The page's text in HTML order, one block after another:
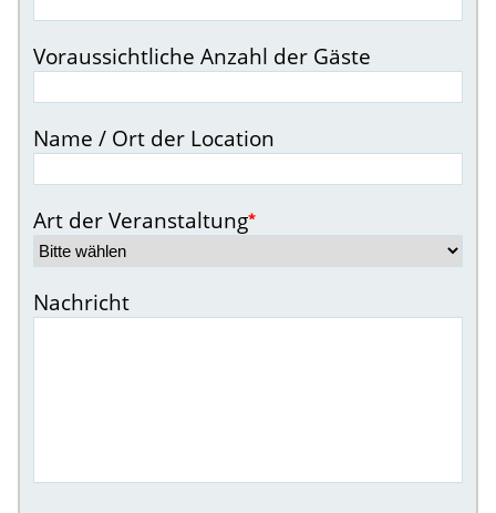
Voraussichtliche Anzahl der Gäste
Name / Ort der Location
Art der Veranstaltung*
Nachricht